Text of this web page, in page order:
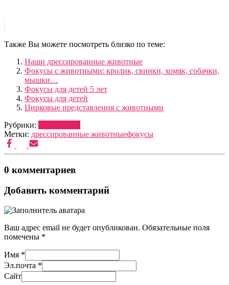
Также Вы можете посмотреть близко по теме:
Наши дрессированные животные
Фокусы с животными: кролик, свинки, хомяк, собачки,
мышки…
Фокусы для детей 5 лет
Фокусы для детей
Цирковые представления с животными
Рубрики:
Метки: дрессированные животныефокусы
0 комментариев
Добавить комментарий
Ваш адрес email не будет опубликован. Обязательные поля
помечены *
Имя *
Эл.почта *
Сайт